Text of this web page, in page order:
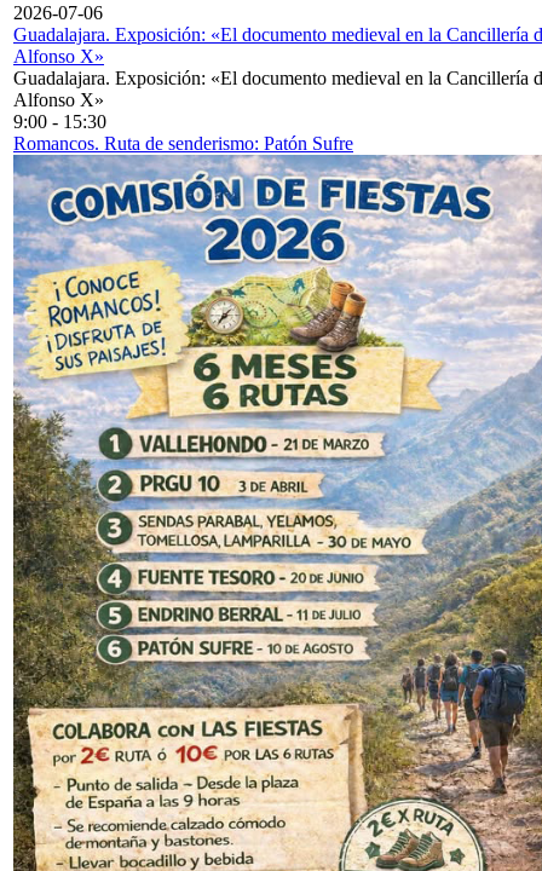
2026-07-06
Guadalajara. Exposición: «El documento medieval en la Cancillería
Alfonso X»
Guadalajara. Exposición: «El documento medieval en la Cancillería
Alfonso X»
9:00 - 15:30
Romancos. Ruta de senderismo: Patón Sufre